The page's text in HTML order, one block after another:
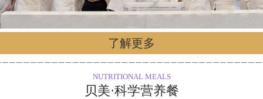
了解更多
NUTRITIONAL MEALS
贝美·科学营养餐